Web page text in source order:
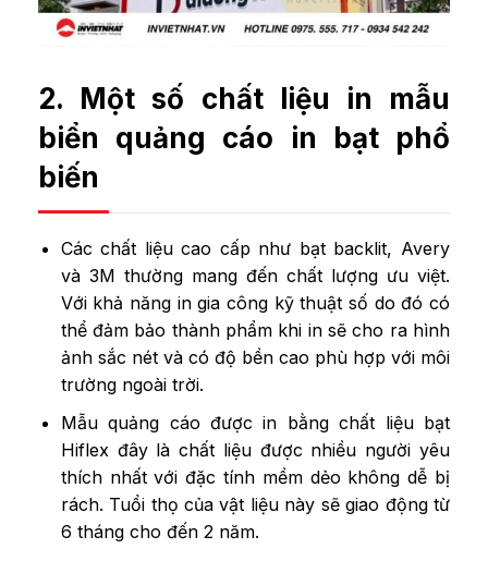
2. Một số chất liệu in mẫu
biển quảng cáo in bạt phổ
biến
Các chất liệu cao cấp như bạt backlit, Avery
và 3M thường mang đến chất lượng ưu việt.
Với khả năng in gia công kỹ thuật số do đó có
thể đảm bảo thành phẩm khi in sẽ cho ra hình
ảnh sắc nét và có độ bền cao phù hợp với môi
trường ngoài trời.
Mẫu quảng cáo được in bằng chất liệu bạt
Hiflex đây là chất liệu được nhiều người yêu
thích nhất với đặc tính mềm dẻo không dễ bị
rách. Tuổi thọ của vật liệu này sẽ giao động từ
6 tháng cho đến 2 năm.